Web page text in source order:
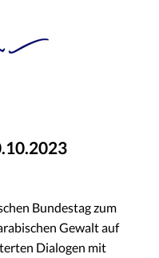
Bundestag zum
Gewalt auf
Dialogen mit